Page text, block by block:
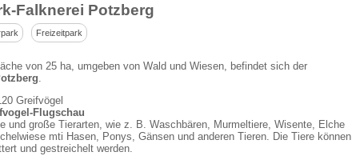
Falknerei Potzberg
Freizeitpark
von 25 ha, umgeben von Wald und Wiesen, befindet sich der
.
Greifvögel
Flugschau
und große Tierarten, wie z. B. Waschbären, Murmeltiere, Wisente, Elche
mti Hasen, Ponys, Gänsen und anderen Tieren. Die Tiere können
und gestreichelt werden.